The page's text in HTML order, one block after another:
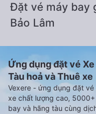
Đặt vé máy bay
Bảo Lâm
Ứng dụng đặt vé
Tàu hoả và Thuê xe
Vexere - ứng dụng đặt
xe chất lượng cao,
bay và hãng tàu cùng